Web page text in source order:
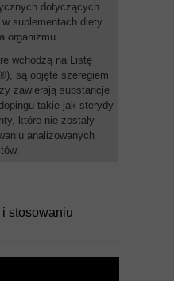
dotyczących
suplementach diety.
organizmu.
wchodzą na Listę
są objęte szeregiem
zawierają substancje
takie jak sterydy
które nie zostały
analizowanych
stosowaniu